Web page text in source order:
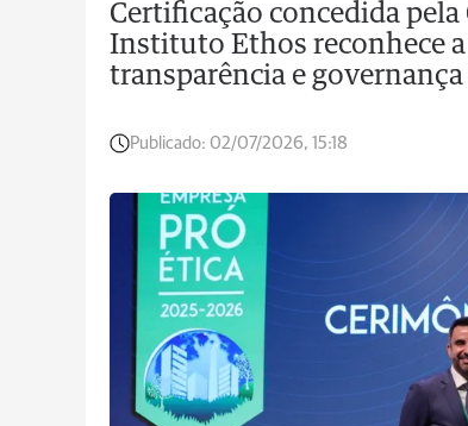
Certificação concedida
Instituto Ethos reconhece
transparência e
Publicado: 02/07/2026, 15:18